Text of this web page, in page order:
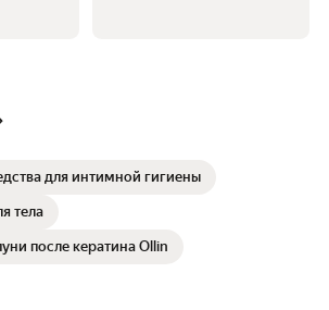
для интимной гигиены
тела
после кератина Ollin